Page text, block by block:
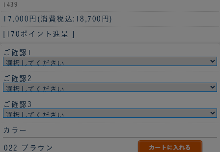
1439
17,000円 (消費税込:18,700円)
[170ポイント進呈 ]
ご確認1
ご確認2
ご確認3
カラー
022 ブラウン